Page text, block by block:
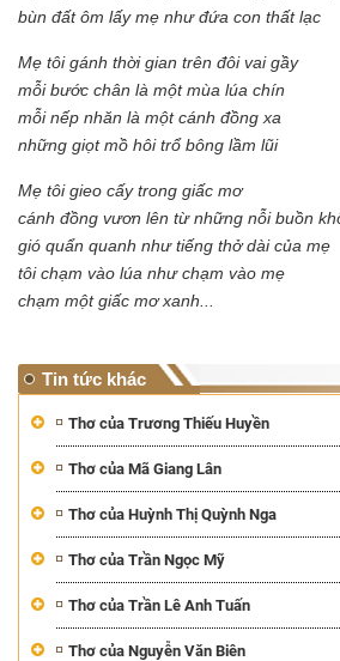
bùn đất ôm lấy mẹ như đứa con thất lạc
Mẹ tôi gánh thời gian trên đôi vai gầy
mỗi bước chân là một mùa lúa chín
mỗi nếp nhăn là một cánh đồng xa
những giọt mồ hôi trổ bông lầm lũi
Mẹ tôi gieo cấy trong giấc mơ
cánh đồng vươn lên từ những nỗi buồn
gió quẩn quanh như tiếng thở dài của mẹ
tôi chạm vào lúa như chạm vào mẹ
chạm một giấc mơ xanh...
Tin tức khác
Thơ của Trương Thiếu Huyền
Thơ của Mã Giang Lân
Thơ của Huỳnh Thị Quỳnh Nga
Thơ của Trần Ngọc Mỹ
Thơ của Trần Lê Anh Tuấn
Thơ của Nguyễn Văn Biên